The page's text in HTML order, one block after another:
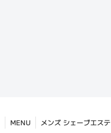
MENU メンズ シェーブエステ